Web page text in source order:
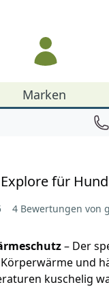
Marken
für
4 Bewertungen von
– Der
und
kuschelig